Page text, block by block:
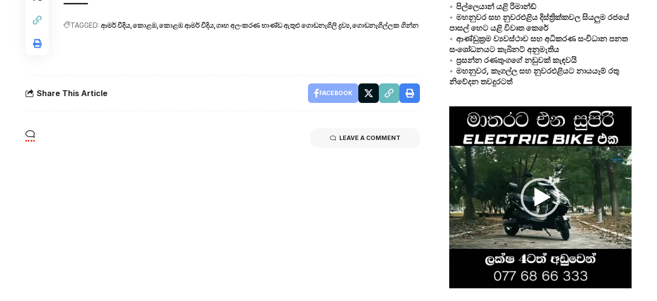
TAGGED: ආමර් වීදිය කොළඹ කොළඹ ආමර් වීදිය ගෘහ අලංකරණ භාණ්ඩ ඇතුළු ගොඩනැගිලි ද්‍රව්‍ය ගොඩනැගිල්ලක ගින්න
Share This Article FACEBOOK
LEAVE A COMMENT
පිල්ලෙයාන් යළි රිමාන්ඩ්
මහනුවර සහ නුවරඑළිය දිස්ත්‍රික්කවල සියලුම රජයේ
පාසල් හෙට යළි විවෘත කෙරේ
ආණ්ඩුක්‍රම ව්‍යවස්ථාව සහ අධිකරණ සංවිධාන පනත
සංශෝධනයට කැබිනට් අනුමැතිය
ප්‍රසන්න රණතුංගගේ නඩුවක් කැඳවයි
මහනුවර, කෑගල්ල සහ නුවරඑළියට නායයෑම් රතු
නිවේදන තවදුරටත්
Video
Player